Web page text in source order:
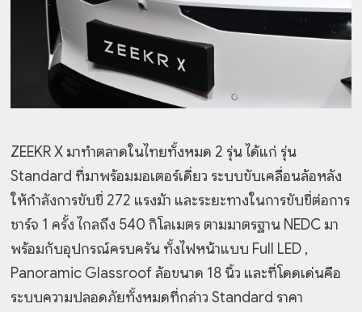
ZEEKR X มาทำตลาดในไทยทั้งหมด 2 รุ่น ได้แก่ รุ่น
Standard ที่มาพร้อมมอเตอร์เดี่ยว ระบบขับเคลื่อนล้อหลัง
ให้กำลังการขับขี่ 272 แรงม้า และระยะทางในการขับขี่ต่อการ
ชาร์จ 1 ครั้ง ไกลถึง 540 กิโลเมตร ตามมาตรฐาน NEDC มา
พร้อมกับอุปกรณ์ครบครัน ทั้งไฟหน้าแบบ Full LED ,
Panoramic Glassroof ล้อขนาด 18 นิ้ว และที่โดดเด่นคือ
ระบบความปลอดภัยทั้งหมดที่กล่าวStandard ราคา